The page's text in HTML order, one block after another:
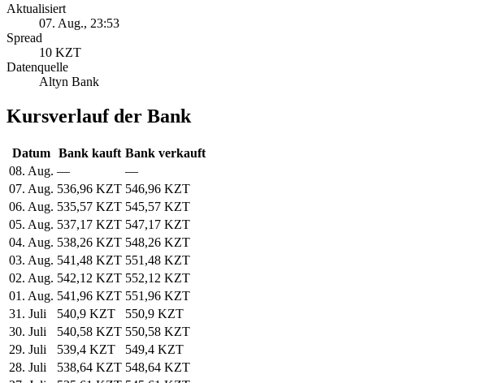
Aktualisiert
07. Aug., 23:53
Spread
10 KZT
Datenquelle
Altyn Bank
Kursverlauf der Bank
Datum Bank kauft Bank verkauft
08. Aug. —
—
07. Aug. 536,96 KZT 546,96 KZT
06. Aug. 535,57 KZT 545,57 KZT
05. Aug. 537,17 KZT 547,17 KZT
04. Aug. 538,26 KZT 548,26 KZT
03. Aug. 541,48 KZT 551,48 KZT
02. Aug. 542,12 KZT 552,12 KZT
01. Aug. 541,96 KZT 551,96 KZT
31. Juli
540,9 KZT
550,9 KZT
30. Juli
540,58 KZT 550,58 KZT
29. Juli
539,4 KZT
549,4 KZT
28. Juli
538,64 KZT 548,64 KZT